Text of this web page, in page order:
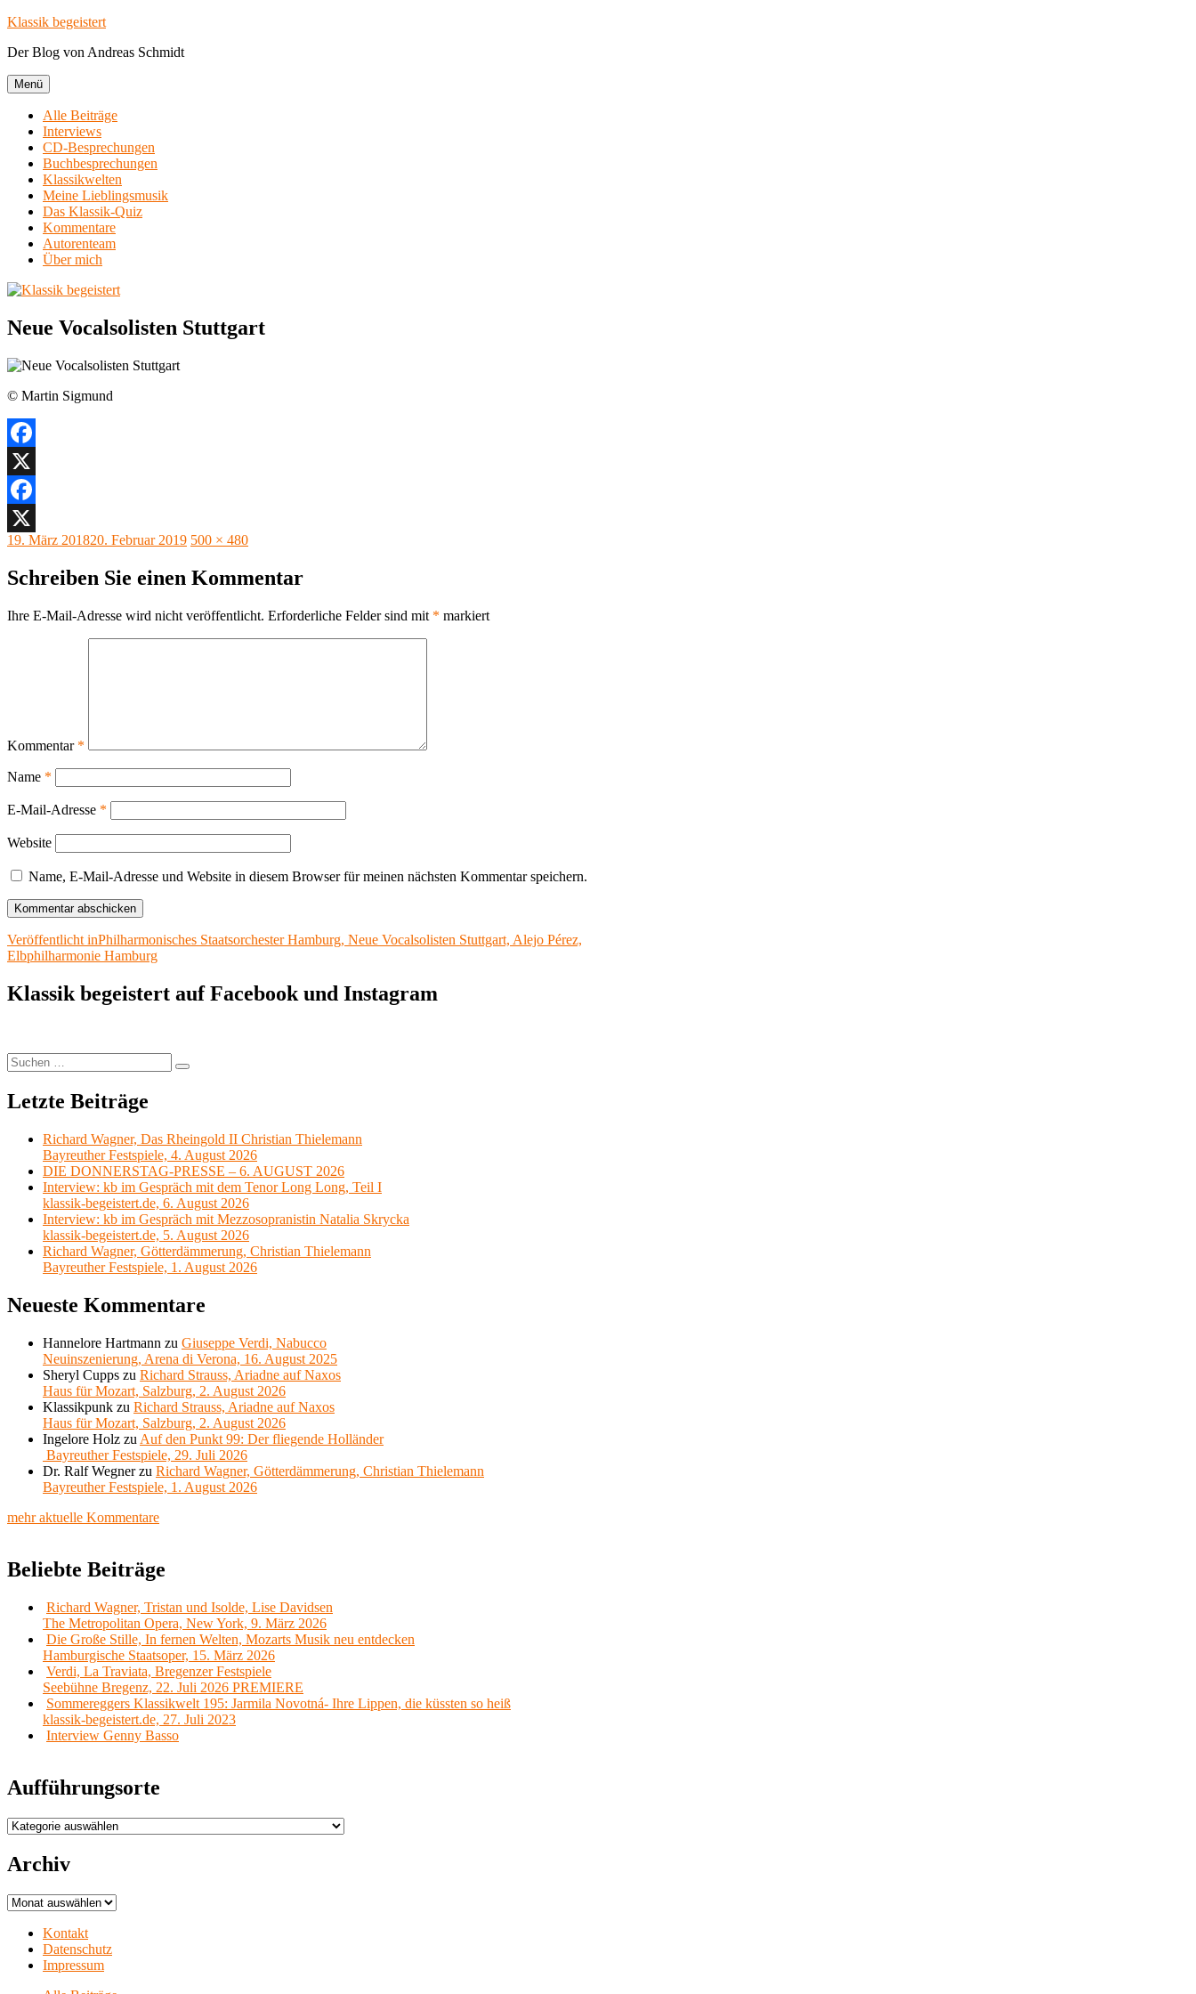
Zum
springen
Klassik begeistert
Der Blog von Andreas Schmidt
Menü
Alle Beiträge
Interviews
CD-Besprechungen
Buchbesprechungen
Klassikwelten
Meine Lieblingsmusik
Das Klassik-Quiz
Kommentare
Autorenteam
Über mich
Neue Vocalsolisten Stuttgart
© Martin Sigmund
Facebook
X
Facebook
X
Veröffentlicht
19. März 201820. Februar 2019 Originalgröße
500 × 480
Schreiben Sie einen Kommentar
Ihre E-Mail-Adresse wird nicht veröffentlicht. Erforderliche Felder sind mit * markiert
Kommentar *
Name *
E-Mail-Adresse *
Website
Name, E-Mail-Adresse und Website in diesem Browser für meinen nächsten Kommentar speichern.
Beitragsnavigation
Veröffentlicht inPhilharmonisches Staatsorchester Hamburg, Neue Vocalsolisten Stuttgart, Alejo Pérez,
Elbphilharmonie Hamburg
Klassik begeistert auf Facebook und Instagram
Suchen
nach:
Suchen
Letzte Beiträge
Richard Wagner, Das Rheingold II Christian Thielemann
Bayreuther Festspiele, 4. August 2026
DIE DONNERSTAG-PRESSE – 6. AUGUST 2026
Interview: kb im Gespräch mit dem Tenor Long Long, Teil I
klassik-begeistert.de, 6. August 2026
Interview: kb im Gespräch mit Mezzosopranistin Natalia Skrycka
klassik-begeistert.de, 5. August 2026
Richard Wagner, Götterdämmerung, Christian Thielemann
Bayreuther Festspiele, 1. August 2026
Neueste Kommentare
Hannelore Hartmann zu Giuseppe Verdi, Nabucco
Neuinszenierung, Arena di Verona, 16. August 2025
Sheryl Cupps zu Richard Strauss, Ariadne auf Naxos
Haus für Mozart, Salzburg, 2. August 2026
Klassikpunk zu Richard Strauss, Ariadne auf Naxos
Haus für Mozart, Salzburg, 2. August 2026
Ingelore Holz zu Auf den Punkt 99: Der fliegende Holländer
Bayreuther Festspiele, 29. Juli 2026
Dr. Ralf Wegnerzu Richard Wagner, Götterdämmerung, Christian Thielemann
Bayreuther Festspiele, 1. August 2026
mehr aktuelle Kommentare
Beliebte Beiträge
Richard Wagner, Tristan und Isolde, Lise Davidsen
The Metropolitan Opera, New York, 9. März 2026
Die Große Stille, In fernen Welten, Mozarts Musik neu entdecken
Hamburgische Staatsoper, 15. März 2026
Verdi, La Traviata, Bregenzer Festspiele
Seebühne Bregenz, 22. Juli 2026 PREMIERE
Sommereggers Klassikwelt 195: Jarmila Novotná- Ihre Lippen, die küssten so heiß
klassik-begeistert.de, 27. Juli 2023
Interview Genny Basso
Aufführungsorte
Aufführungsorte
Archiv
Archiv
Kontakt
Datenschutz
Impressum